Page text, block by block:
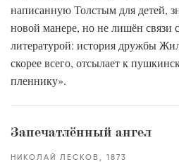
написанную Толстым для детей,
новой манере, но не лишён связи
литературой: история дружбы
скорее всего, отсылает к
пленнику».
Запечатлённый ангел
НИКОЛАЙ ЛЕСКОВ 1873